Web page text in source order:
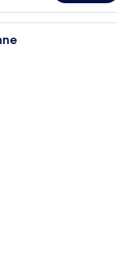
bien fait, avec du linge